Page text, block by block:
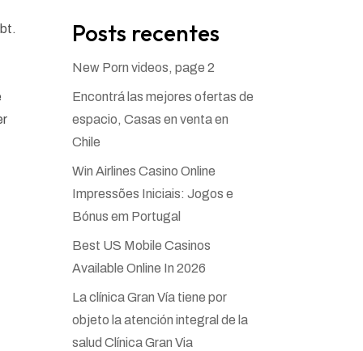
Posts recentes
New Porn videos, page 2
Encontrá las mejores ofertas de
espacio, Casas en venta en
Chile
Win Airlines Casino Online
Impressões Iniciais: Jogos e
Bónus em Portugal
Best US Mobile Casinos
Available Online In 2026
La clínica Gran Vía tiene por
objeto la atención integral de la
salud Clínica Gran Via